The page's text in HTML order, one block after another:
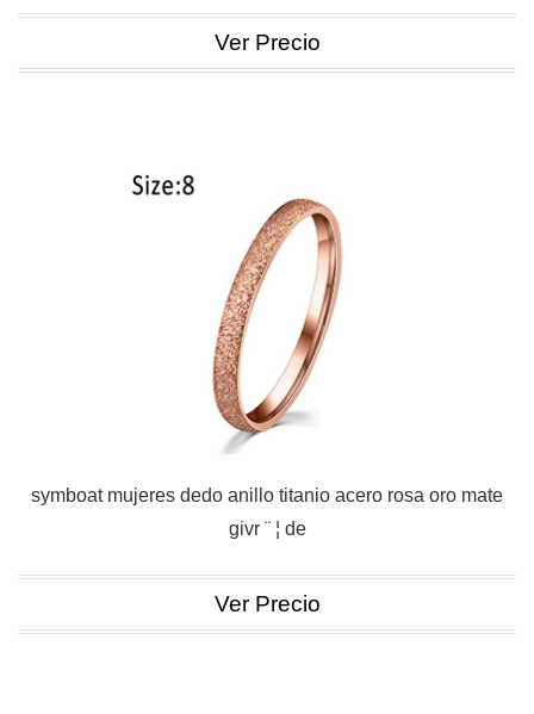
Ver Precio
symboat mujeres dedo anillo titanio acero rosa oro mate
givr ¨ ¦ de
Ver Precio